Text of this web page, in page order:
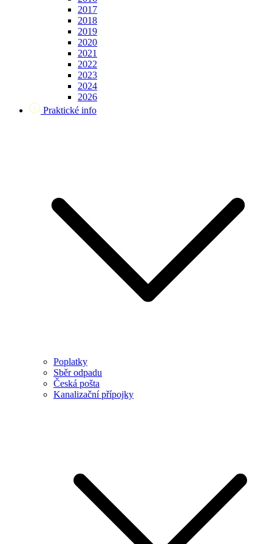
2017
2018
2019
2020
2021
2022
2023
2024
2026
Praktické info
Poplatky
Sběr odpadu
Česká pošta
Kanalizační přípojky